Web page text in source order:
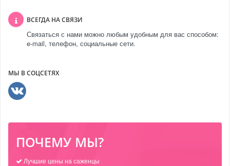
ВСЕГДА НА СВЯЗИ
Связаться с нами можно любым удобным для вас способом:
e-mail, телефон, социальные сети.
МЫ В СОЦСЕТЯХ
ПОЧЕМУ МЫ?
Лучшие цены на саженцы